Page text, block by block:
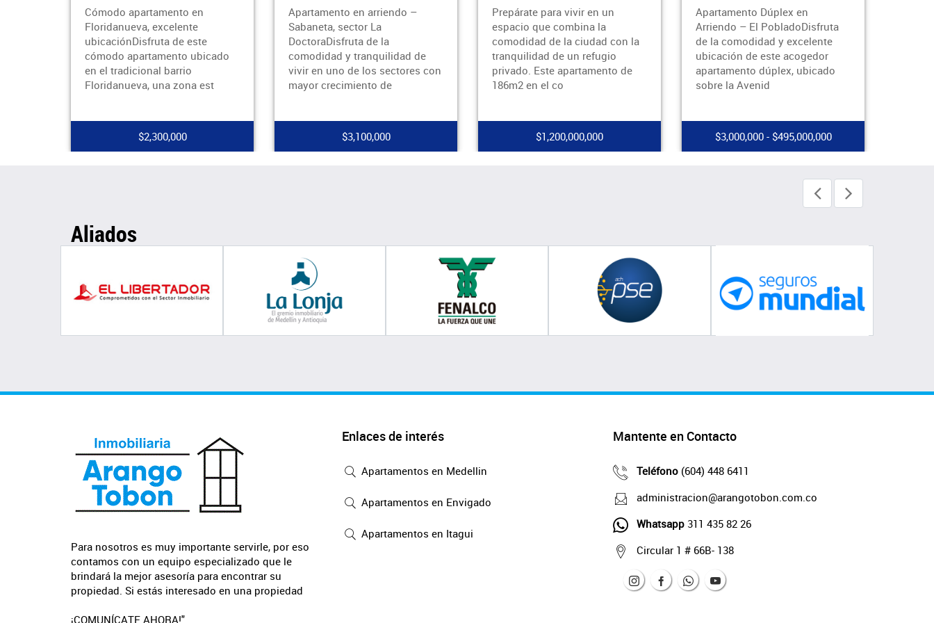
Cómodo apartamento en
Floridanueva, excelente
ubicaciónDisfruta de este
cómodo apartamento ubicado
en el tradicional barrio
Floridanueva, una zona est
$2,300,000
Apartamento en arriendo –
Sabaneta, sector La
DoctoraDisfruta de la
comodidad y tranquilidad de
vivir en uno de los sectores con
mayor crecimiento de
$3,100,000
Prepárate para vivir en un
espacio que combina la
comodidad de la ciudad con la
tranquilidad de un refugio
privado. Este apartamento de
186m2 en el co
$1,200,000,000
Apartamento Dúplex en
Arriendo – El PobladoDisfruta
de la comodidad y excelente
ubicación de este acogedor
apartamento dúplex, ubicado
sobre la Avenid
$3,000,000 - $495,000,000
Aliados
Para nosotros es muy importante servirle, por eso
contamos con un equipo especializado que le
brindará la mejor asesoría para encontrar su
propiedad. Si estás interesado en una propiedad
¡COMUNÍCATE AHORA!"
Enlaces de interés
Apartamentos en Medellin
Apartamentos en Envigado
Apartamentos en Itagui
Mantente en Contacto
Teléfono (604) 448 6411
administracion@arangotobon.com.co
Whatsapp 311 435 82 26
Circular 1 # 66B- 138